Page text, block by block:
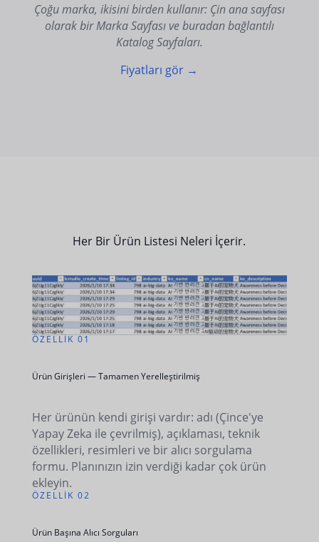
Çoğu marka, ikisini birden kullanır: Çin ana sayfası
olarak bir Marka Sayfası ve buradan bağlantılı
Katalog Sayfaları.
Fiyatları gör →
Her Bir Ürün Listesi Neleri İçerir.
ÖZELLIK 01
Ürün Girişleri — Tamamen Yerelleştirilmiş
Her ürünün kendi girişi vardır: adı (Çince'ye
Yapay Zeka ile çevrilmiş), açıklaması, teknik
özellikleri, resimleri ve bir alıcı sorgulama
formu. Planınızın izin verdiği kadar çok ürün
ekleyin.
ÖZELLIK 02
Ürün Başına Alıcı Sorguları